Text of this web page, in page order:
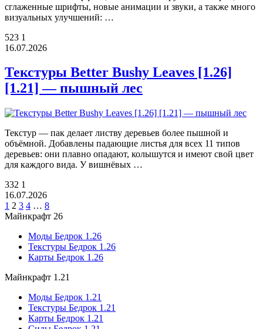
сглаженные шрифты, новые анимации и звуки, а также много
визуальных улучшений: …
523 1
16.07.2026
Текстуры Better Bushy Leaves [1.26]
[1.21] — пышный лес
Текстур — пак делает листву деревьев более пышной и
объёмной. Добавлены падающие листья для всех 11 типов
деревьев: они плавно опадают, колышутся и имеют свой цвет
для каждого вида. У вишнёвых …
332 1
16.07.2026
1 2 3 4 … 8
Майнкрафт 26
Моды Бедрок 1.26
Текстуры Бедрок 1.26
Карты Бедрок 1.26
Майнкрафт 1.21
Моды Бедрок 1.21
Текстуры Бедрок 1.21
Карты Бедрок 1.21